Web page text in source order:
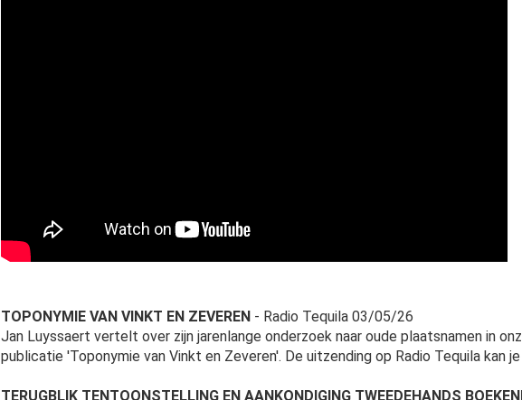
TOPONYMIE VAN VINKT EN ZEVEREN - Radio Tequila 03/05/26
Jan Luyssaert vertelt over zijn jarenlange onderzoek naar oude plaatsnamen in
publicatie 'Toponymie van Vinkt en Zeveren'. De uitzending op Radio Tequila kan je
TERUGBLIK TENTOONSTELLING EN AANKONDIGING TWEEDEHANDS